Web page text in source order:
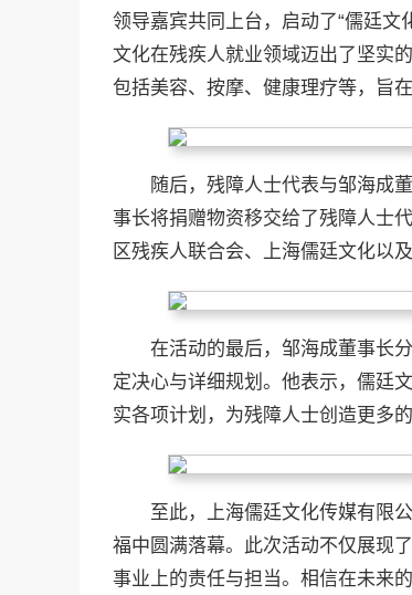
领导嘉宾共同上台，启动了“儒廷文
文化在残疾人就业领域迈出了坚实
包括美容、按摩、健康理疗等，旨
随后，残障人士代表与邹海成
事长将捐赠物资移交给了残障人士
区残疾人联合会、上海儒廷文化以
在活动的最后，邹海成董事长
定决心与详细规划。他表示，儒廷
实各项计划，为残障人士创造更多
至此，上海儒廷文化传媒有限
福中圆满落幕。此次活动不仅展现
事业上的责任与担当。相信在未来